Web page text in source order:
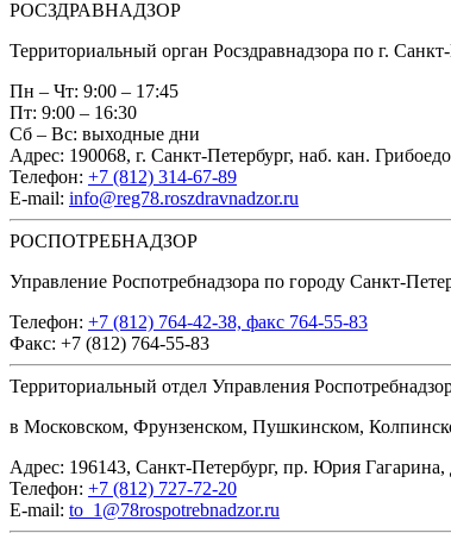
РОСЗДРАВНАДЗОР
Территориальный орган Росздравнадзора по г.
Пн – Чт: 9:00 – 17:45
Пт: 9:00 – 16:30
Сб – Вс: выходные дни
Адрес: 190068, г. Санкт-Петербург, наб. кан.
Телефон: +7 (812) 314-67-89
E-mail: info@reg78.roszdravnadzor.ru
РОСПОТРЕБНАДЗОР
Управление Роспотребнадзора по городу Санкт-
Телефон: +7 (812) 764-42-38, факс 764-55-83
Факс: +7 (812) 764-55-83
Территориальный отдел Управления
в Московском, Фрунзенском, Пушкинском,
Адрес: 196143, Санкт-Петербург, пр. Юрия Гагарина,
Телефон: +7 (812) 727-72-20
E-mail: to_1@78rospotrebnadzor.ru